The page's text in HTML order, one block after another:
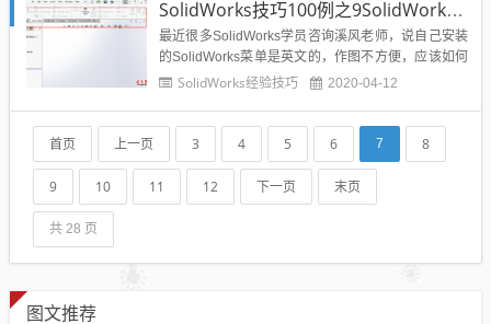
1、打开SolidWorks，新建一张工程图，创建第一...SolidWorks技巧100例之9SolidWorks英文菜单转中文版方法汇总
最近很多SolidWorks学员咨询溪风老师，说自己安装
的SolidWorks菜单是英文的，作图不方便，应该如何
将SolidWorks英文版改成中文版？其实造成我们安装
Works英文菜单现象：...
SolidWorks经验技巧 2020-04-12
首页 上一页 3 4 5 6 7 8
9 10 11 12 下一页 末页
共 28 页
图文推荐